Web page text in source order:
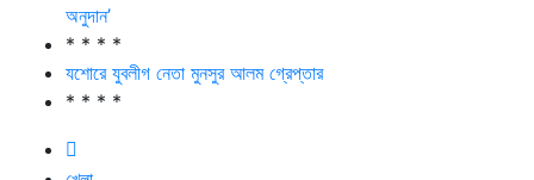
অনুদান’
* * * *
যশোরে যুবলীগ নেতা মুনসুর আলম গ্রেপ্তার
* * * *